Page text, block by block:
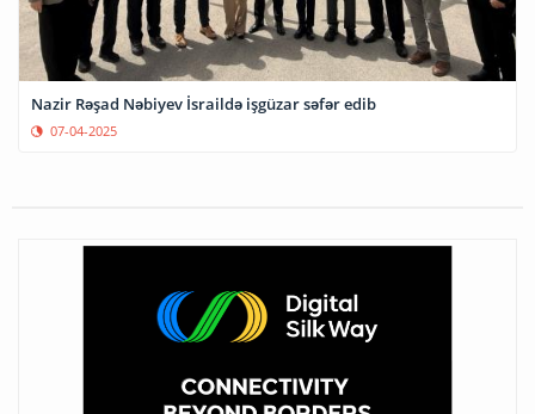
Nazir Rəşad Nəbiyev İsraildə işgüzar səfər edib
07-04-2025